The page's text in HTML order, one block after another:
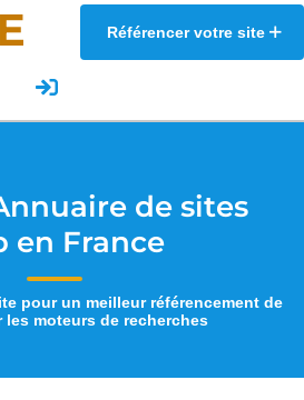
Référencer votre site
de sites
en France
pour un meilleur référencement de
les moteurs de recherches